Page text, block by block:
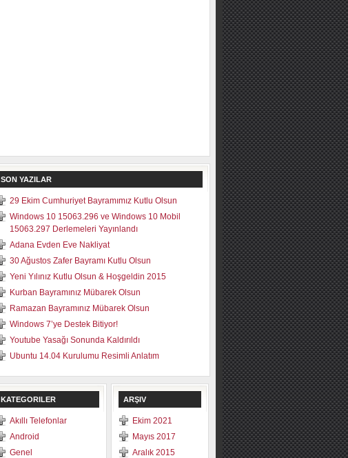
SON YAZILAR
29 Ekim Cumhuriyet Bayramımız Kutlu Olsun
Windows 10 15063.296 ve Windows 10 Mobil
15063.297 Derlemeleri Yayınlandı
Adana Evden Eve Nakliyat
30 Ağustos Zafer Bayramı Kutlu Olsun
Yeni Yılınız Kutlu Olsun & Hoşgeldin 2015
Kurban Bayramınız Mübarek Olsun
Ramazan Bayramınız Mübarek Olsun
Windows 7’ye Destek Bitiyor!
Youtube Yasağı Sonunda Kaldırıldı
Ubuntu 14.04 Kurulumu Resimli Anlatım
KATEGORILER
Akıllı Telefonlar
Android
Genel
ARŞIV
Ekim 2021
Mayıs 2017
Aralık 2015